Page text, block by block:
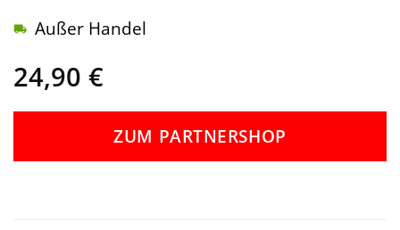
24,90 €
Außer Handel
ZUM PARTNERSHOP